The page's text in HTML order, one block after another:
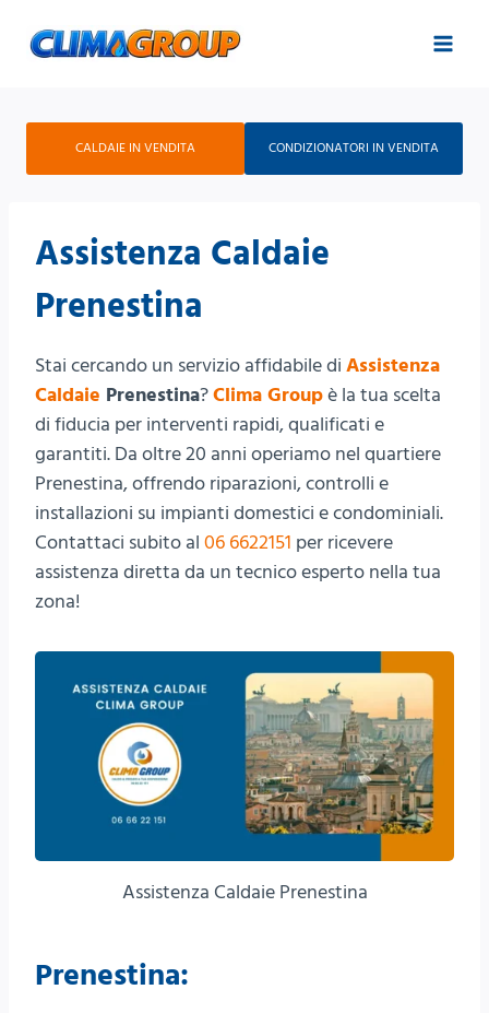
CALDAIE IN VENDITA CONDIZIONATORI IN VENDITA
Assistenza Caldaie
Prenestina
Stai cercando un servizio affidabile di Assistenza
Caldaie Prenestina?Clima Groupè la tua scelta
di fiducia per interventi rapidi, qualificati e
garantiti. Da oltre 20 anni operiamo nel quartiere
Prenestina, offrendo riparazioni, controlli e
installazioni su impianti domestici e condominiali.
Contattaci subito al 06 6622151 per ricevere
assistenza diretta da un tecnico esperto nella tua
zona!
Assistenza Caldaie Prenestina
Prenestina: